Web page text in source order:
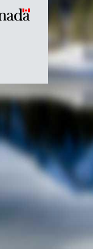
Symbole
du
Canada